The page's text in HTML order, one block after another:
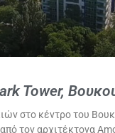
Tower,
στο κέντρο του
τον αρχιτέκτονα